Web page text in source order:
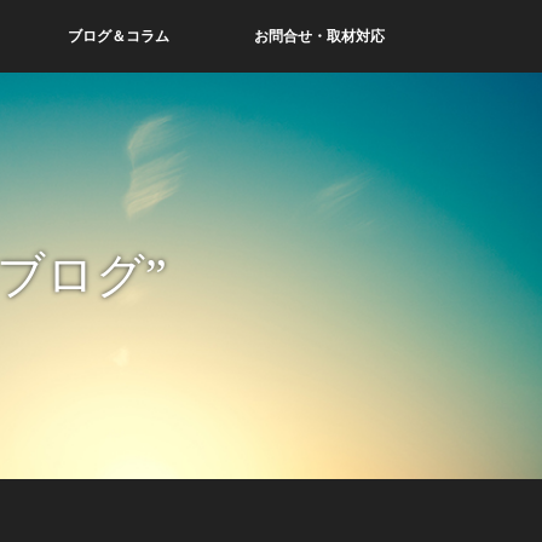
ブログ＆コラム お問合せ・取材対応
ログ”